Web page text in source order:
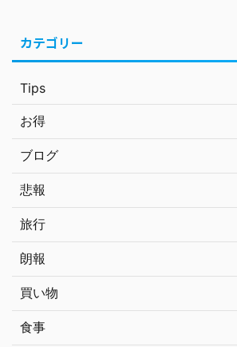
カテゴリー
Tips
お得
ブログ
悲報
旅行
朗報
買い物
食事